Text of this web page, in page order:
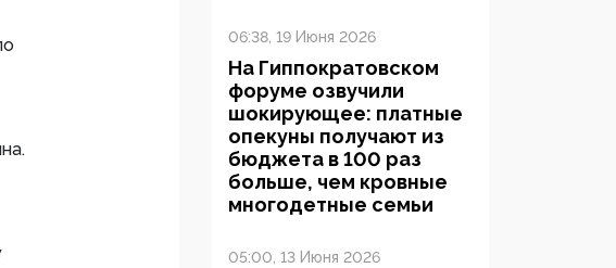
06:38, 19 Июня 2026
На Гиппократовском
форуме озвучили
шокирующее: платные
опекуны получают из
бюджета в 100 раз
больше, чем кровные
многодетные семьи
05:00, 13 Июня 2026